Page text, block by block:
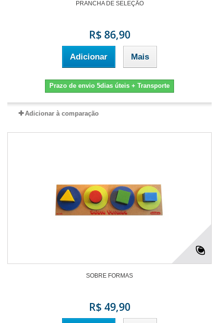
PRANCHA DE SELEÇÃO
R$ 86,90
Adicionar Mais
Prazo de envio 5dias úteis + Transporte
Adicionar à comparação
SOBRE FORMAS
R$ 49,90